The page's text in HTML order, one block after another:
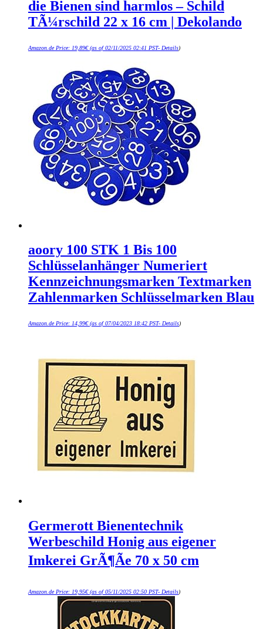
die Bienen sind harmlos – Schild
TÃ¼rschild 22 x 16 cm | Dekolando
Amazon.de Price: 19,89€(as of 02/11/2025 02:41 PST- Details)
aoory 100 STK 1 Bis 100
Schlüsselanhänger Numeriert
Kennzeichnungsmarken Textmarken
Zahlenmarken Schlüsselmarken Blau
Amazon.de Price: 14,99€(as of 07/04/2023 18:42 PST- Details)
Germerott Bienentechnik
Werbeschild Honig aus eigener
Imkerei GrÃ¶Ãe 70 x 50 cm
Amazon.de Price: 19,95€(as of 05/11/2025 02:50 PST- Details)